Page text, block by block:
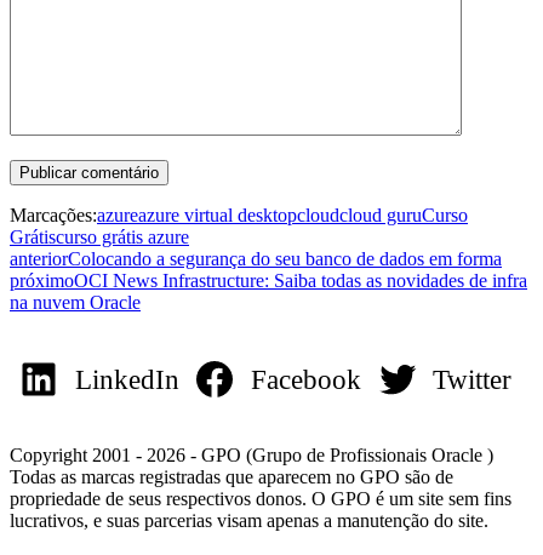
Marcações:azureazure virtual desktopcloudcloud guruCurso
Grátiscurso grátis azure
anteriorColocando a segurança do seu banco de dados em forma
próximoOCI News Infrastructure: Saiba todas as novidades de infra
na nuvem Oracle
LinkedIn Facebook Twitter
Copyright 2001 - 2026 - GPO (Grupo de Profissionais Oracle )
Todas as marcas registradas que aparecem no GPO são de
propriedade de seus respectivos donos. O GPO é um site sem fins
lucrativos, e suas parcerias visam apenas a manutenção do site.